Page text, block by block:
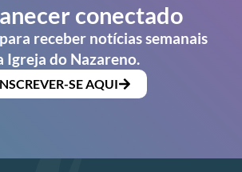
conectado
receber notícias semanais
Igreja do Nazareno.
SE AQUI